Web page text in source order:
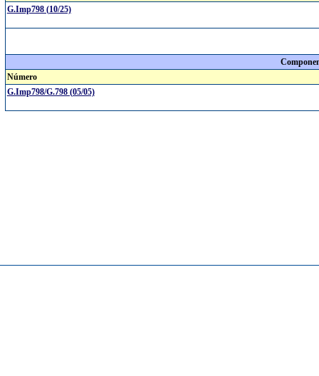
G.Imp798 (10/25)
Número
G.Imp798/G.798 (05/05)